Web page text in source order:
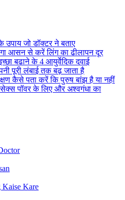
उपाय जो डॉक्टर ने बताए
आसन से करें लिंग का ढीलापन दूर
बढाने के 4 आयुर्वेदिक दवाई
पूरी लंबाई तक बढ़ जाता है
कैसे पता करें कि पुरुष बांझ है या नहीं
पॉवर के लिए और अश्वगंधा का
Kare